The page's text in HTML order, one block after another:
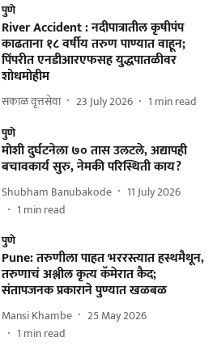
पुणे
River Accident : नदीपात्रातील कृषीपंप
काढताना १८ वर्षीय तरुण पाण्यात वाहून;
पिंपरीत एनडीआरएफसह युद्धपातळीवर
शोधमोहीम
सकाळ वृत्तसेवा 23 July 2026 1 min read
पुणे
मोशी दुर्घटनेला ७० तास उलटले, अद्यापही
बचावकार्य सुरु, नेमकी परिस्थिती काय?
Shubham Banubakode
11 July 2026
1 min read
पुणे
Pune: तरुणीला पाहत भररस्त्यात हस्थमैथून,
तरुणाचं अश्लील कृत्य कॅमेरात कैद;
संतापजनक प्रकाराने पुण्यात खळबळ
Mansi Khambe
25 May 2026
1 min read